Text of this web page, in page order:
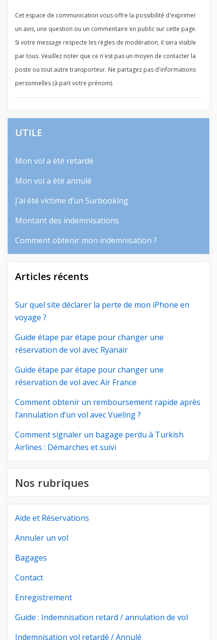
Cet espace de communication vous offre la possibilité d'exprimer
un avis, une question ou un commentaire en public sur cette page.
Si votre message respecte les règles de modération, il sera visible
par tous. Veuillez noter que ce n'est pas un moyen de contacter la
poste ou tout autre transporteur. Ne partagez pas d'informations
personnelles (à part votre prénom).
UTILE
Mon vol a été retardé
Mon vol a été annulé
J’ai été victime d’un Surbooking
Montant des indemnisations
Comment obtenir mon indemnisation ?
Articles récents
Sur quel site déclarer la perte de mon iPhone en
voyage ?
Guide étape par étape pour changer une
réservation de vol avec Ryanair
Guide étape par étape pour changer une
réservation de vol avec Air France
Comment obtenir un remboursement rapide après
l’annulation d’un vol avec Vueling ?
Comment signaler un bagage perdu à Turkish
Airlines : Démarches et suivi
Nos rubriques
Aide et Réservations
Annuler un vol
Bagages
Contact
Enregistrement
Guide : Indemnisation retard / annulation de vol
Indemnisation vol retardé / Annulé